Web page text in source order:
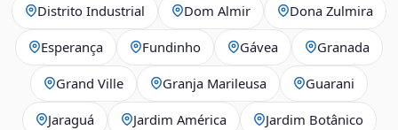
Distrito Industrial Dom Almir Dona Zulmira
Esperança Fundinho Gávea Granada
Grand Ville Granja Marileusa Guarani
Jaraguá Jardim América Jardim Botânico